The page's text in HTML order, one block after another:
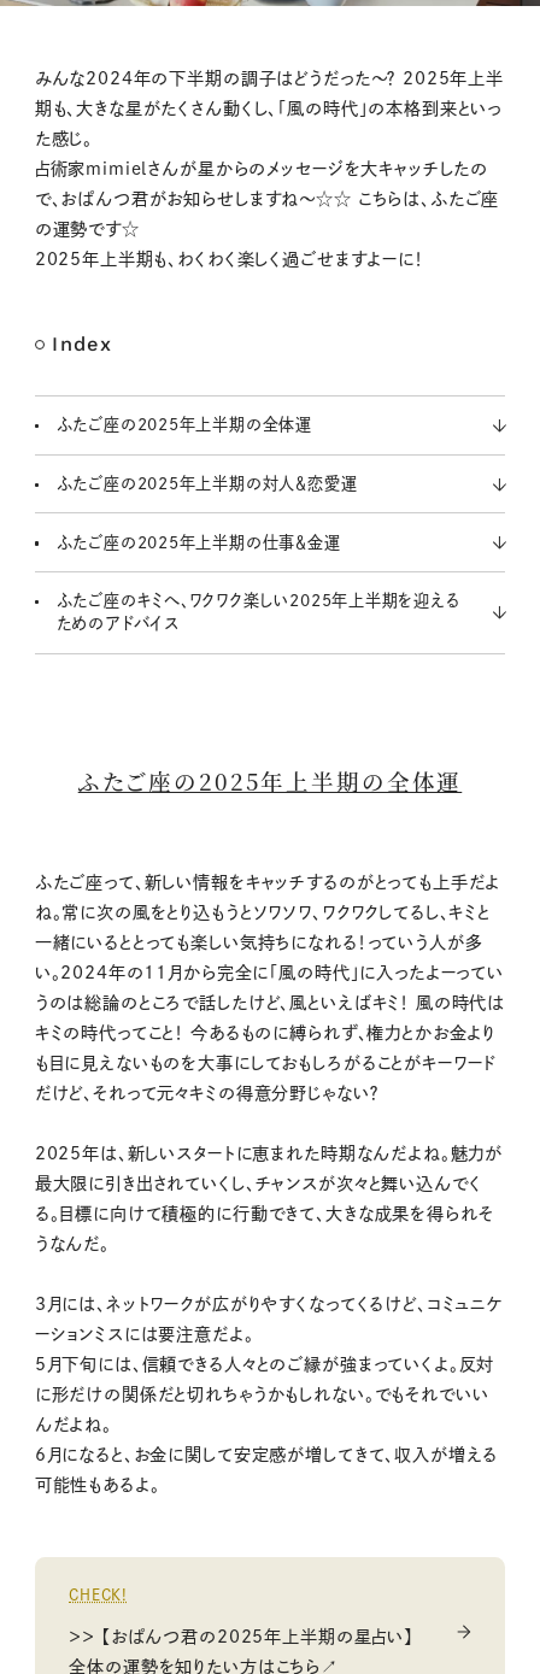
M
t
みんな2024年の下半期の調子はどうだった〜？ 2025年上半
期も、大きな星がたくさん動くし、「風の時代」の本格到来といっ
た感じ。
占術家mimielさんが星からのメッセージを大キャッチしたの
で、おぱんつ君がお知らせしますね〜☆☆ こちらは、ふたご座
の運勢です☆
2025年上半期も、わくわく楽しく過ごせますよーに！
Index
ふたご座の2025年上半期の全体運
ふたご座の2025年上半期の対人＆恋愛運
ふたご座の2025年上半期の仕事＆金運
ふたご座のキミへ、ワクワク楽しい2025年上半期を迎える
ためのアドバイス
ふたご座の2025年上半期の全体運
ふたご座って、新しい情報をキャッチするのがとっても上手だよ
ね。常に次の風をとり込もうとソワソワ、ワクワクしてるし、キミと
一緒にいるととっても楽しい気持ちになれる！っていう人が多
い。2024年の11月から完全に「風の時代」に入ったよーってい
うのは総論のところで話したけど、風といえばキミ！ 風の時代は
キミの時代ってこと！ 今あるものに縛られず、権力とかお金より
も目に見えないものを大事にしておもしろがることがキーワード
だけど、それって元々キミの得意分野じゃない？
2025年は、新しいスタートに恵まれた時期なんだよね。魅力が
最大限に引き出されていくし、チャンスが次々と舞い込んでく
る。目標に向けて積極的に行動できて、大きな成果を得られそ
うなんだ。
3月には、ネットワークが広がりやすくなってくるけど、コミュニケ
ーションミスには要注意だよ。
5月下旬には、信頼できる人々とのご縁が強まっていくよ。反対
に形だけの関係だと切れちゃうかもしれない。でもそれでいい
んだよね。
6月になると、お金に関して安定感が増してきて、収入が増える
可能性もあるよ。
CHECK!
＞＞ 【おぱんつ君の2025年上半期の星占い】
全体の運勢を知りたい方はこちら↗